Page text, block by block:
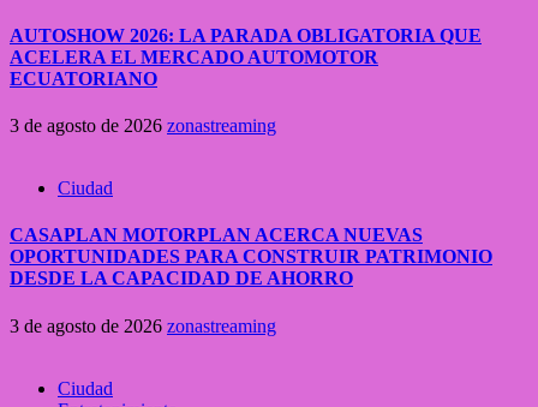
AUTOSHOW 2026: LA PARADA OBLIGATORIA QUE
ACELERA EL MERCADO AUTOMOTOR
ECUATORIANO
3 de agosto de 2026 zonastreaming
Ciudad
CASAPLAN MOTORPLAN ACERCA NUEVAS
OPORTUNIDADES PARA CONSTRUIR PATRIMONIO
DESDE LA CAPACIDAD DE AHORRO
3 de agosto de 2026 zonastreaming
Ciudad